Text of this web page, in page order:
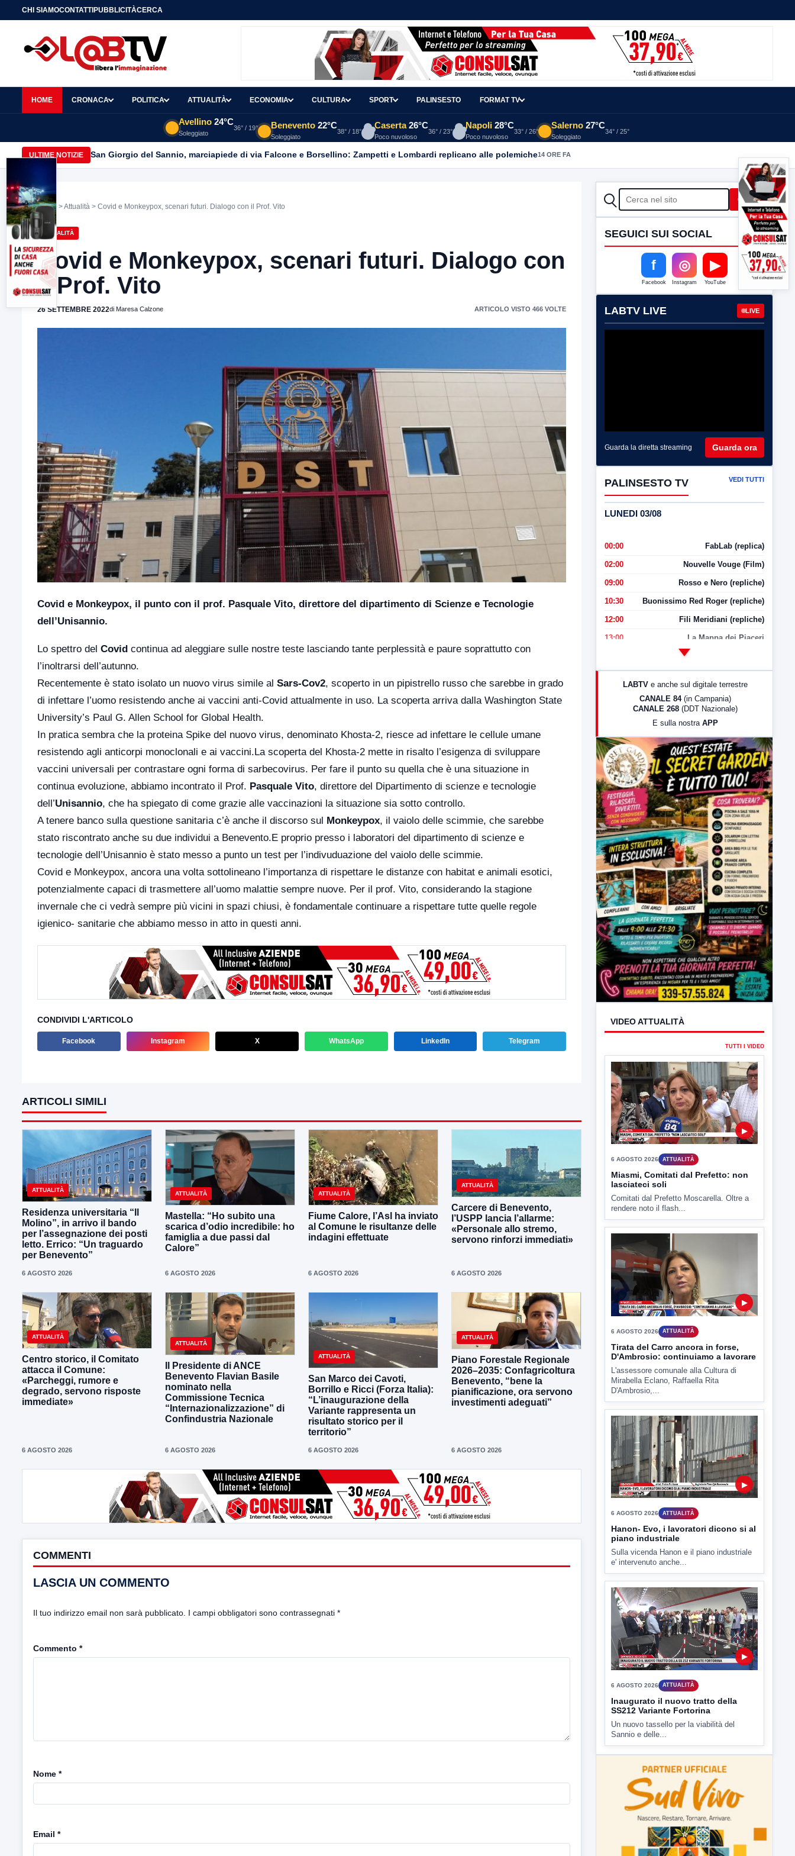
CHI SIAMOCONTATTIPUBBLICITÀCERCA
HOME CRONACA POLITICA ATTUALITÀ ECONOMIA CULTURA SPORT PALINSESTO FORMAT TV
Avellino 24°C
Soleggiato
36° / 19° Benevento 22°C
Soleggiato
38° / 18°
Caserta 26°C
Poco nuvoloso
36° / 23°
Napoli 28°C
Poco nuvoloso
33° / 26°
Salerno 27°C
Soleggiato
34° / 25°
ULTIME NOTIZIE San Giorgio del Sannio, marciapiede di via Falcone e Borsellino: Zampetti e Lombardi replicano alle polemiche14 ORE FA
Home >Attualità > Covid e Monkeypox, scenari futuri. Dialogo con il Prof. Vito
ATTUALITÀ
Covid e Monkeypox, scenari futuri. Dialogo con
il Prof. Vito
26 SETTEMBRE 2022di Maresa Calzone ARTICOLO VISTO 466 VOLTE
Covid e Monkeypox, il punto con il prof. Pasquale Vito, direttore del dipartimento di Scienze e Tecnologie
dell’Unisannio.
Lo spettro del Covid continua ad aleggiare sulle nostre teste lasciando tante perplessità e paure soprattutto con
l’inoltrarsi dell’autunno.
Recentemente è stato isolato un nuovo virus simile al Sars-Cov2, scoperto in un pipistrello russo che sarebbe in grado
di infettare l’uomo resistendo anche ai vaccini anti-Covid attualmente in uso. La scoperta arriva dalla Washington State
University’s Paul G. Allen School for Global Health.
In pratica sembra che la proteina Spike del nuovo virus, denominato Khosta-2, riesce ad infettare le cellule umane
resistendo agli anticorpi monoclonali e ai vaccini.La scoperta del Khosta-2 mette in risalto l’esigenza di sviluppare
vaccini universali per contrastare ogni forma di sarbecovirus. Per fare il punto su quella che è una situazione in
continua evoluzione, abbiamo incontrato il Prof. Pasquale Vito, direttore del Dipartimento di scienze e tecnologie
dell’Unisannio, che ha spiegato di come grazie alle vaccinazioni la situazione sia sotto controllo.
A tenere banco sulla questione sanitaria c’è anche il discorso sul Monkeypox, il vaiolo delle scimmie, che sarebbe
stato riscontrato anche su due individui a Benevento.E proprio presso i laboratori del dipartimento di scienze e
tecnologie dell’Unisannio è stato messo a punto un test per l’indivuduazione del vaiolo delle scimmie.
Covid e Monkeypox, ancora una volta sottolineano l’importanza di rispettare le distanze con habitat e animali esotici,
potenzialmente capaci di trasmettere all’uomo malattie sempre nuove. Per il prof. Vito, considerando la stagione
invernale che ci vedrà sempre più vicini in spazi chiusi, è fondamentale continuare a rispettare tutte quelle regole
igienico- sanitarie che abbiamo messo in atto in questi anni.
CONDIVIDI L'ARTICOLO
Facebook Instagram X WhatsApp LinkedIn Telegram
ARTICOLI SIMILI
ATTUALITÀ
Residenza universitaria “Il
Molino”, in arrivo il bando
per l’assegnazione dei posti
letto. Errico: “Un traguardo
per Benevento”
6 AGOSTO 2026
ATTUALITÀ
Mastella: “Ho subito una
scarica d’odio incredibile: ho
famiglia a due passi dal
Calore”
6 AGOSTO 2026
ATTUALITÀ
Fiume Calore, l’Asl ha inviato
al Comune le risultanze delle
indagini effettuate
6 AGOSTO 2026
ATTUALITÀ
Carcere di Benevento,
l’USPP lancia l’allarme:
«Personale allo stremo,
servono rinforzi immediati»
6 AGOSTO 2026
ATTUALITÀ
Centro storico, il Comitato
attacca il Comune:
«Parcheggi, rumore e
degrado, servono risposte
immediate»
6 AGOSTO 2026
ATTUALITÀ
Il Presidente di ANCE
Benevento Flavian Basile
nominato nella
Commissione Tecnica
“Internazionalizzazione” di
Confindustria Nazionale
6 AGOSTO 2026
ATTUALITÀ
San Marco dei Cavoti,
Borrillo e Ricci (Forza Italia):
“L’inaugurazione della
Variante rappresenta un
risultato storico per il
territorio”
6 AGOSTO 2026
ATTUALITÀ
Piano Forestale Regionale
2026–2035: Confagricoltura
Benevento, “bene la
pianificazione, ora servono
investimenti adeguati”
6 AGOSTO 2026
COMMENTI
LASCIA UN COMMENTO
Il tuo indirizzo email non sarà pubblicato. I campi obbligatori sono contrassegnati *
Commento *
Nome *
Email *
CERCA Cerca
SEGUICI SUI SOCIAL
f
Facebook
◎
Instagram
▶
YouTube
LABTV LIVE LIVE
Guarda la diretta streaming Guarda ora
PALINSESTO TV VEDI TUTTI
LUNEDI 03/08
00:00 FabLab (replica)
02:00 Nouvelle Vouge (Film)
09:00 Rosso e Nero (repliche)
10:30 Buonissimo Red Roger (repliche)
12:00 Fili Meridiani (repliche)
13:00 La Mappa dei Piaceri
LabNews (Diretta)
23:00 LabNews (replica)
LABTV e anche sul digitale terrestre
CANALE 84 (in Campania)
CANALE 268 (DDT Nazionale)
E sulla nostra APP
VIDEO ATTUALITÀ
TUTTI I VIDEO
▶
6 AGOSTO 2026 ATTUALITÀ
Miasmi, Comitati dal Prefetto: non
lasciateci soli
Comitati dal Prefetto Moscarella. Oltre a
rendere noto il flash...
6 AGOSTO 2026 ATTUALITÀ
Tirata del Carro ancora in forse,
D'Ambrosio: continuiamo a lavorare
L'assessore comunale alla Cultura di
Mirabella Eclano, Raffaella Rita
D'Ambrosio,...
▶
6 AGOSTO 2026 ATTUALITÀ
Hanon- Evo, i lavoratori dicono si al
piano industriale
Sulla vicenda Hanon e il piano industriale
e' intervenuto anche...
▶
6 AGOSTO 2026 ATTUALITÀ
Inaugurato il nuovo tratto della
SS212 Variante Fortorina
Un nuovo tassello per la viabilità del
Sannio e delle...